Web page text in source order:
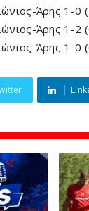
Άρης 1-0
Άρης 1-2
Άρης 1-0